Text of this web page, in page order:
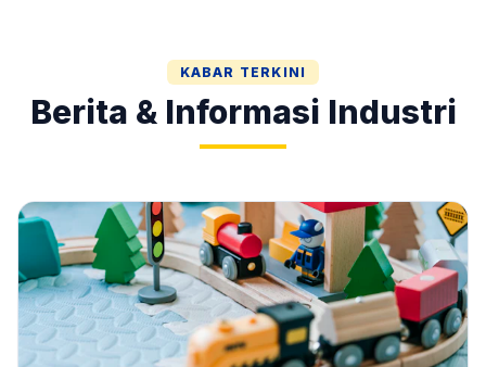
KABAR TERKINI
Berita & Informasi Industri